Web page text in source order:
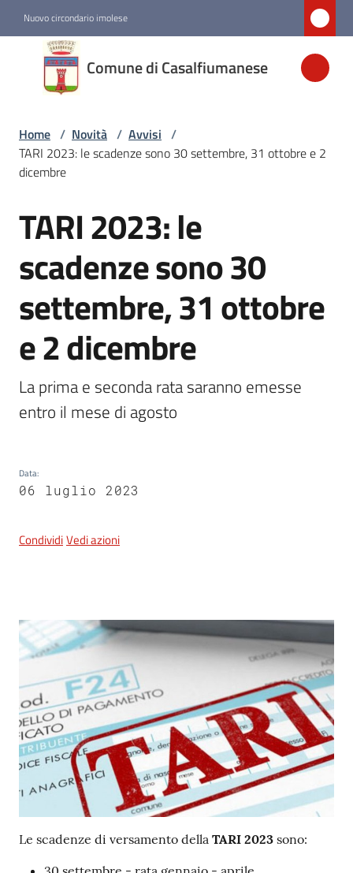
Nuovo circondario imolese
Comune di Casalfiumanese
Comune di
Casalfiumanese
Amministrazione
Vivere
Casalfiumanese
5x1000
on-
line
Tutti
Home / Novità / Avvisi /
TARI 2023: le scadenze sono 30 settembre, 31 ottobre e 2
dicembre
Salta al contenuto
TARI 2023: le
scadenze sono 30
settembre, 31 ottobre
e 2 dicembre
La prima e seconda rata saranno emesse
entro il mese di agosto
Data:
06 luglio 2023
CondividiVedi azioni
Contenuto
Le scadenze di versamento della TARI 2023 sono: